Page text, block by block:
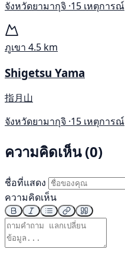
จังหวัดยามากุจิ ·15 เหตุการณ์
ภูเขา 4.5 km
Shigetsu Yama
指月山
จังหวัดยามากุจิ ·15 เหตุการณ์
ความคิดเห็น (0)
ชื่อที่แสดง
ความคิดเห็น